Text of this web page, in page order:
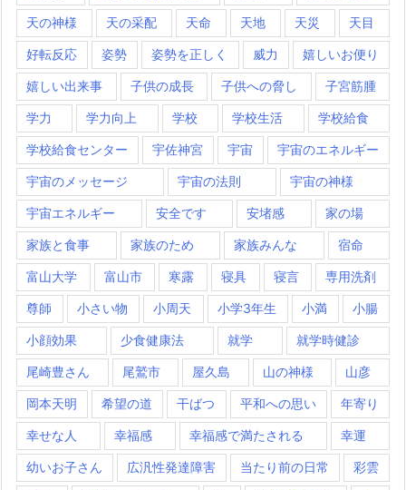
天の神様 天の采配 天命 天地 天災 天目
好転反応 姿勢 姿勢を正しく 威力 嬉しいお便り
嬉しい出来事 子供の成長 子供への脅し 子宮筋腫
学力 学力向上 学校 学校生活 学校給食
学校給食センター 宇佐神宮 宇宙 宇宙のエネルギー
宇宙のメッセージ 宇宙の法則 宇宙の神様
宇宙エネルギー 安全です 安堵感 家の場
家族と食事 家族のため 家族みんな 宿命
富山大学 富山市 寒露 寝具 寝言 専用洗剤
尊師 小さい物 小周天 小学3年生 小満 小腸
小顔効果 少食健康法 就学 就学時健診
尾崎豊さん 尾鷲市 屋久島 山の神様 山彦
岡本天明 希望の道 干ばつ 平和への思い 年寄り
幸せな人 幸福感 幸福感で満たされる 幸運
幼いお子さん 広汎性発達障害 当たり前の日常 彩雲